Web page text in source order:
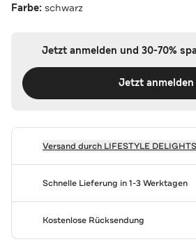
Farbe: schwarz
Jetzt anmelden und 30-70%
Jetzt anmelden
Versand durch LIFESTYLE DELIGHTS
Schnelle Lieferung in 1-3 Werktagen
Kostenlose Rücksendung